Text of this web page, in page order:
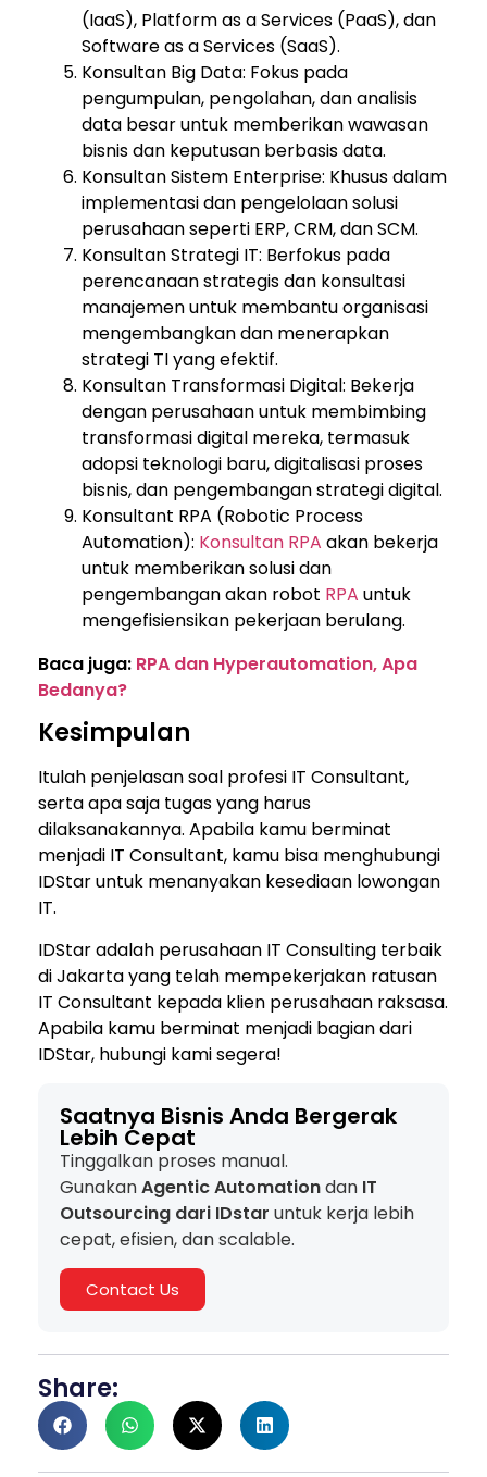
(IaaS), Platform as a Services (PaaS), dan
Software as a Services (SaaS).
Konsultan Big Data: Fokus pada
pengumpulan, pengolahan, dan analisis
data besar untuk memberikan wawasan
bisnis dan keputusan berbasis data.
Konsultan Sistem Enterprise: Khusus dalam
implementasi dan pengelolaan solusi
perusahaan seperti ERP, CRM, dan SCM.
Konsultan Strategi IT: Berfokus pada
perencanaan strategis dan konsultasi
manajemen untuk membantu organisasi
mengembangkan dan menerapkan
strategi TI yang efektif.
Konsultan Transformasi Digital: Bekerja
dengan perusahaan untuk membimbing
transformasi digital mereka, termasuk
adopsi teknologi baru, digitalisasi proses
bisnis, dan pengembangan strategi digital.
Konsultant RPA (Robotic Process
Automation): Konsultan RPA akan bekerja
untuk memberikan solusi dan
pengembangan akan robot RPA untuk
mengefisiensikan pekerjaan berulang.
Baca juga: RPA dan Hyperautomation, Apa
Bedanya?
Kesimpulan
Itulah penjelasan soal profesi IT Consultant,
serta apa saja tugas yang harus
dilaksanakannya. Apabila kamu berminat
menjadi IT Consultant, kamu bisa menghubungi
IDStar untuk menanyakan kesediaan lowongan
IT.
IDStar adalah perusahaan IT Consulting terbaik
di Jakarta yang telah mempekerjakan ratusan
IT Consultant kepada klien perusahaan raksasa.
Apabila kamu berminat menjadi bagian dari
IDStar, hubungi kami segera!
Saatnya Bisnis Anda Bergerak
Lebih Cepat
Tinggalkan proses manual.
GunakanAgentic Automationdan IT
Outsourcing dari IDstar untuk kerja lebih
cepat, efisien, dan scalable.
Contact Us
Share: